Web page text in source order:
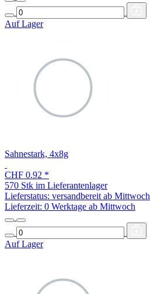
Auf Lager
Sahnestark, 4x8g
CHF 0.92 *
570 Stk im Lieferantenlager
Lieferstatus: versandbereit ab Mittwoch
Lieferzeit: 0 Werktage ab Mittwoch
Auf Lager